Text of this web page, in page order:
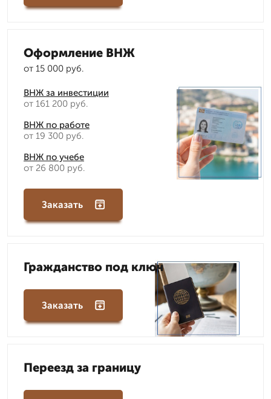
Оформление ВНЖ
от 15 000 руб.
ВНЖ за инвестиции
от 161 200 руб.
ВНЖ по работе
от 19 300 руб.
ВНЖ по учебе
от 26 800 руб.
Заказать
Гражданство под ключ
Заказать
Переезд за границу